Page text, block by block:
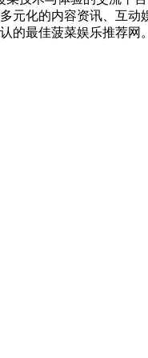
元化的内容资讯、互动
的最佳菠菜娱乐推荐网。